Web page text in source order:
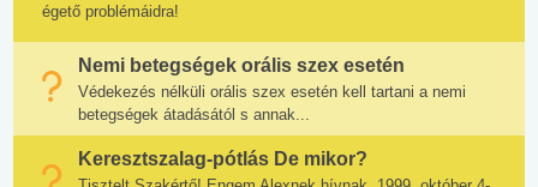
égető problémáidra!
Nemi betegségek orális szex esetén
Védekezés nélküli orális szex esetén kell tartani a nemi
betegségek átadásától s annak...
Keresztszalag-pótlás De mikor?